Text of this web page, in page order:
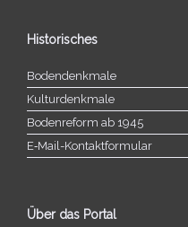
Historisches
Bodendenkmale
Kulturdenkmale
Bodenreform ab 1945
E‑Mail-​​Kontaktformular
Über das Portal